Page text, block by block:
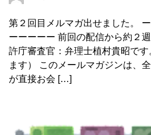
第２回目メルマガ出せました。
ーーーーー 前回の配信から約２
許庁審査官：弁理士植村貴昭で
ます） このメールマガジンは、
が直接お会 […]